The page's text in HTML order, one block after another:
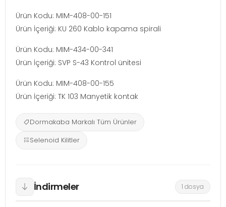
Ürün Kodu: MIM-408-00-151
Ürün İçeriği: KU 260 Kablo kapama spirali
Ürün Kodu: MIM-434-00-341
Ürün İçeriği: SVP S-43 Kontrol ünitesi
Ürün Kodu: MIM-408-00-155
Ürün İçeriği: TK 103 Manyetik kontak
Dormakaba Markalı Tüm Ürünler
Selenoid Kilitler
İndirmeler 1 dosya